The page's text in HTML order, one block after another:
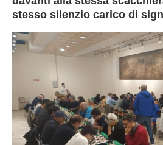
stesso silenzio carico di